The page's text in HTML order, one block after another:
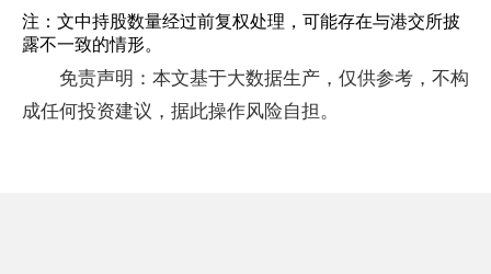
注：文中持股数量经过前复权处理，可能存在与港交所披
露不一致的情形。
免责声明：本文基于大数据生产，仅供参考，不构
成任何投资建议，据此操作风险自担。